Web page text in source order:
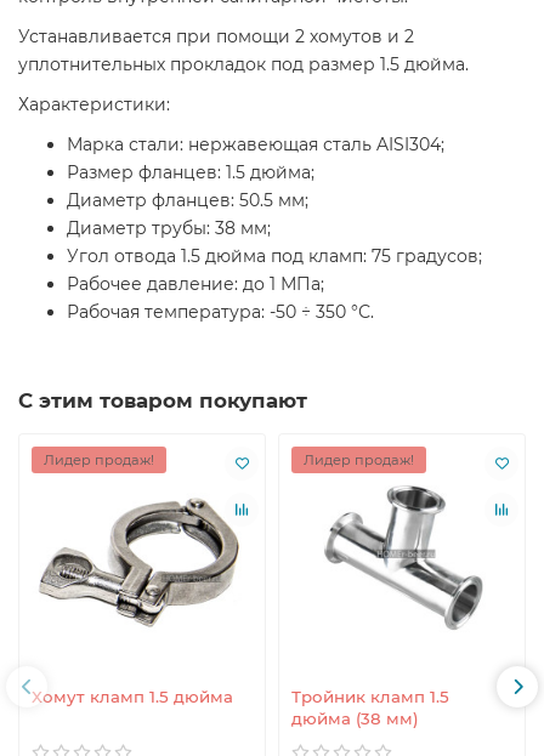
Устанавливается при помощи 2 хомутов и 2
уплотнительных прокладок под размер 1.5 дюйма.
Характеристики:
Марка стали: нержавеющая сталь AISI304;
Размер фланцев: 1.5 дюйма;
Диаметр фланцев: 50.5 мм;
Диаметр трубы: 38 мм;
Угол отвода 1.5 дюйма под кламп: 75 градусов;
Рабочее давление: до 1 МПа;
Рабочая температура: -50 ÷ 350 °С.
С этим товаром покупают
Лидер продаж!
Хомут кламп 1.5 дюйма
Лидер продаж!
Тройник кламп 1.5
дюйма (38 мм)